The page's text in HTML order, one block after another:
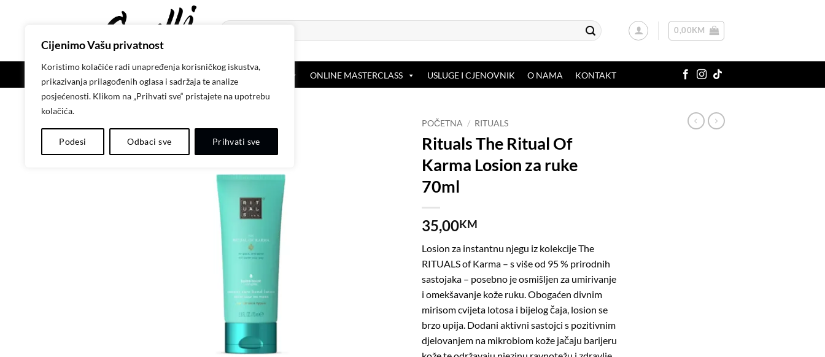
Cijenimo Vašu privatnost
Koristimo kolačiće radi unapređenja korisničkog iskustva,
prikazivanja prilagođenih oglasa i sadržaja te analize
posjećenosti. Klikom na „Prihvati sve“ pristajete na upotrebu
kolačića.
Podesi Odbaci sve Prihvati sve
Pretraži: 0,00KM
ONLINE MASTERCLASS USLUGE I CJENOVNIK O NAMA KONTAKT
POČETNA / RITUALS
Rituals The Ritual Of
Karma Losion za ruke
70ml
35,00KM
Losion za instantnu njegu iz kolekcije The
RITUALS of Karma – s više od 95 % prirodnih
sastojaka – posebno je osmišljen za umirivanje
i omekšavanje kože ruku. Obogaćen divnim
mirisom cvijeta lotosa i bijelog čaja, losion se
brzo upija. Dodani aktivni sastojci s pozitivnim
djelovanjem na mikrobiom kože jačaju barijeru